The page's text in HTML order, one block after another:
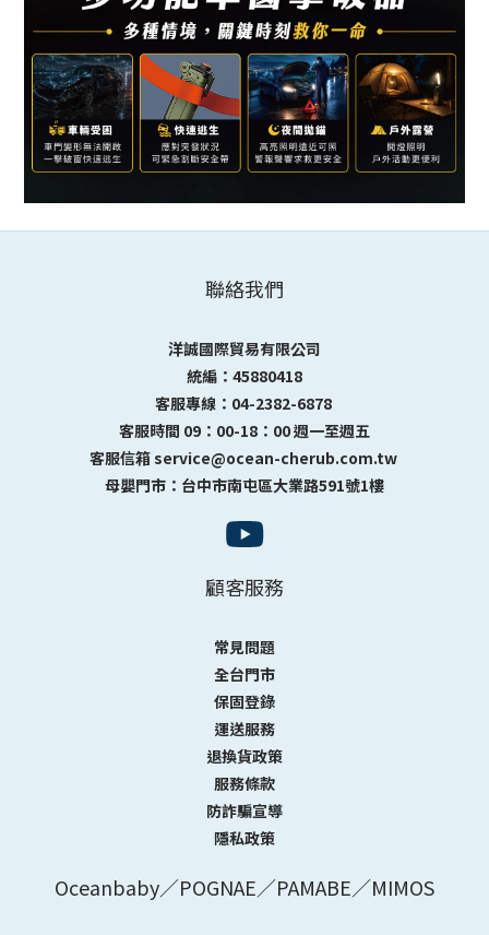
聯絡我們
洋誠國際貿易有限公司
統編：45880418
客服專線：04-2382-6878
客服時間 09：00-18：00 週一至週五
客服信箱 service@ocean-cherub.com.tw
母嬰門市：台中市南屯區大業路591號1樓
顧客服務
常見問題
全台門市
保固登錄
運送服務
退換貨政策
服務條款
防詐騙宣導
隱私政策
Oceanbaby／POGNAE／PAMABE／MIMOS